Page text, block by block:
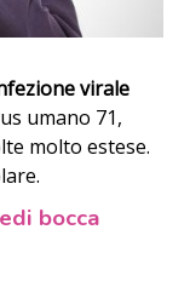
virale
umano 71,
molto estese.
bocca